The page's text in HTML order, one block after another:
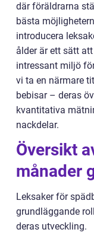
där föräldrarna
bästa
introducera
ålder är ett sätt
intressant miljö
vi ta en närmare
bebisar – deras
kvantitativa
nackdelar.
Översikt
månader
Leksaker för
grundläggande
deras utveckling.